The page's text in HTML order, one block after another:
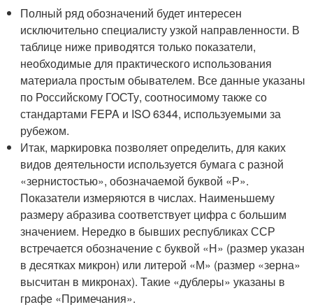
Полный ряд обозначений будет интересен
исключительно специалисту узкой направленности. В
таблице ниже приводятся только показатели,
необходимые для практического использования
материала простым обывателем. Все данные указаны
по Российскому ГОСТу, соотносимому также со
стандартами FEPA и ISO 6344, используемыми за
рубежом.
Итак, маркировка позволяет определить, для каких
видов деятельности используется бумага с разной
«зернистостью», обозначаемой буквой «Р».
Показатели измеряются в числах. Наименьшему
размеру абразива соответствует цифра с большим
значением. Нередко в бывших республиках ССР
встречается обозначение с буквой «Н» (размер указан
в десятках микрон) или литерой «М» (размер «зерна»
высчитан в микронах). Такие «дублеры» указаны в
графе «Примечания».